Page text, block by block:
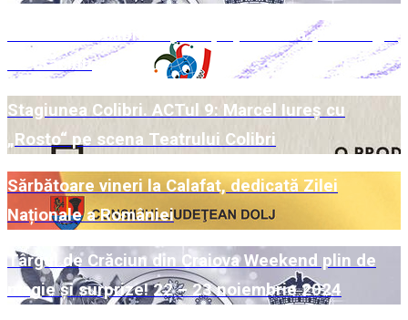
Week-end Colibri cu povești pe scenă și la Târgul
de Crăciun
Stagiunea Colibri. ACTul 9: Marcel Iureș cu
„Rosto“ pe scena Teatrului Colibri
Sărbătoare vineri la Calafat, dedicată Zilei
Naționale a României
Târgul de Crăciun din Craiova Weekend plin de
magie și surprize! 22 – 23 noiembrie 2024